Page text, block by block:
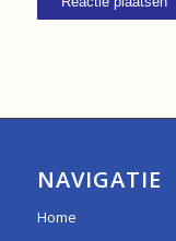
NAVIGATIE
Home